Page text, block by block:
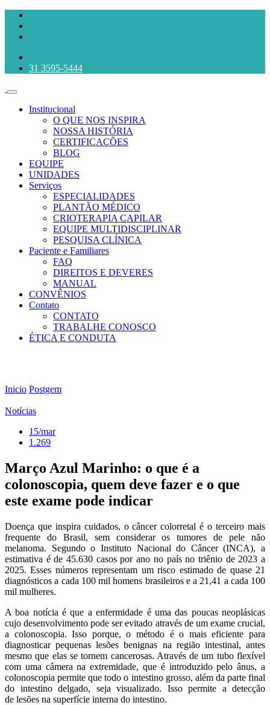
31 3595-5444
Institucional
O QUE NOS INSPIRA
NOSSA HISTÓRIA
CERTIFICAÇÕES
BLOG
EQUIPE
UNIDADES
Serviços
ESPECIALIDADES
PLANTÃO MÉDICO
CRIOTERAPIA CAPILAR
EQUIPE MULTIDISCIPLINAR
PESQUISA CLÍNICA
Paciente e Familiares
FAQ
DIREITOS E DEVERES
MANUAL
CONVÊNIOS
Contato
CONTATO
TRABALHE CONOSCO
ÉTICA E CONDUTA
Inicio Postgem
Notícias
15/mar
1.269
Março Azul Marinho: o que é a
colonoscopia, quem deve fazer e o que
este exame pode indicar
Doença que inspira cuidados, o câncer colorretal é o terceiro mais
frequente do Brasil, sem considerar os tumores de pele não
melanoma. Segundo o Instituto Nacional do Câncer (INCA), a
estimativa é de 45.630 casos por ano no país no triênio de 2023 a
2025. Esses números representam um risco estimado de quase 21
diagnósticos a cada 100 mil homens brasileiros e a 21,41 a cada 100
mil mulheres.
A boa notícia é que a enfermidade é uma das poucas neoplásicas
cujo desenvolvimento pode ser evitado através de um exame crucial,
a colonoscopia. Isso porque, o método é o mais eficiente para
diagnosticar pequenas lesões benignas na região intestinal, antes
mesmo que elas se tornem cancerosas. Através de um tubo flexível
com uma câmera na extremidade, que é introduzido pelo ânus, a
colonoscopia permite que todo o intestino grosso, além da parte final
do intestino delgado, seja visualizado. Isso permite a detecção
de lesões na superfície interna do intestino.